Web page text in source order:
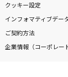
クッキー設定
インフォマティブデー
ご契約方法
企業情報（コーポレー